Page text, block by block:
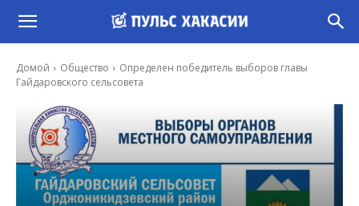
Домой Общество
Определен победитель выборов главы
Гайдаровского сельсовета